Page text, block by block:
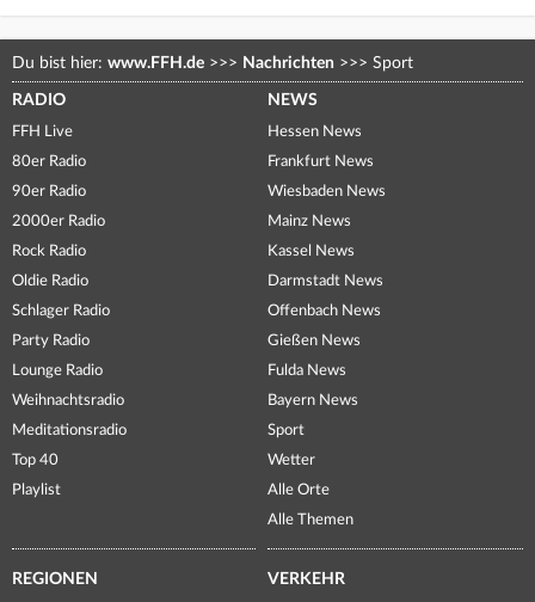
Du bist hier: www.FFH.de >>> Nachrichten >>> Sport
RADIO
FFH Live
80er Radio
90er Radio
2000er Radio
Rock Radio
Oldie Radio
Schlager Radio
Party Radio
Lounge Radio
Weihnachtsradio
Meditationsradio
Top 40
Playlist
NEWS
Hessen News
Frankfurt News
Wiesbaden News
Mainz News
Kassel News
Darmstadt News
Offenbach News
Gießen News
Fulda News
Bayern News
Sport
Wetter
Alle Orte
Alle Themen
REGIONEN VERKEHR